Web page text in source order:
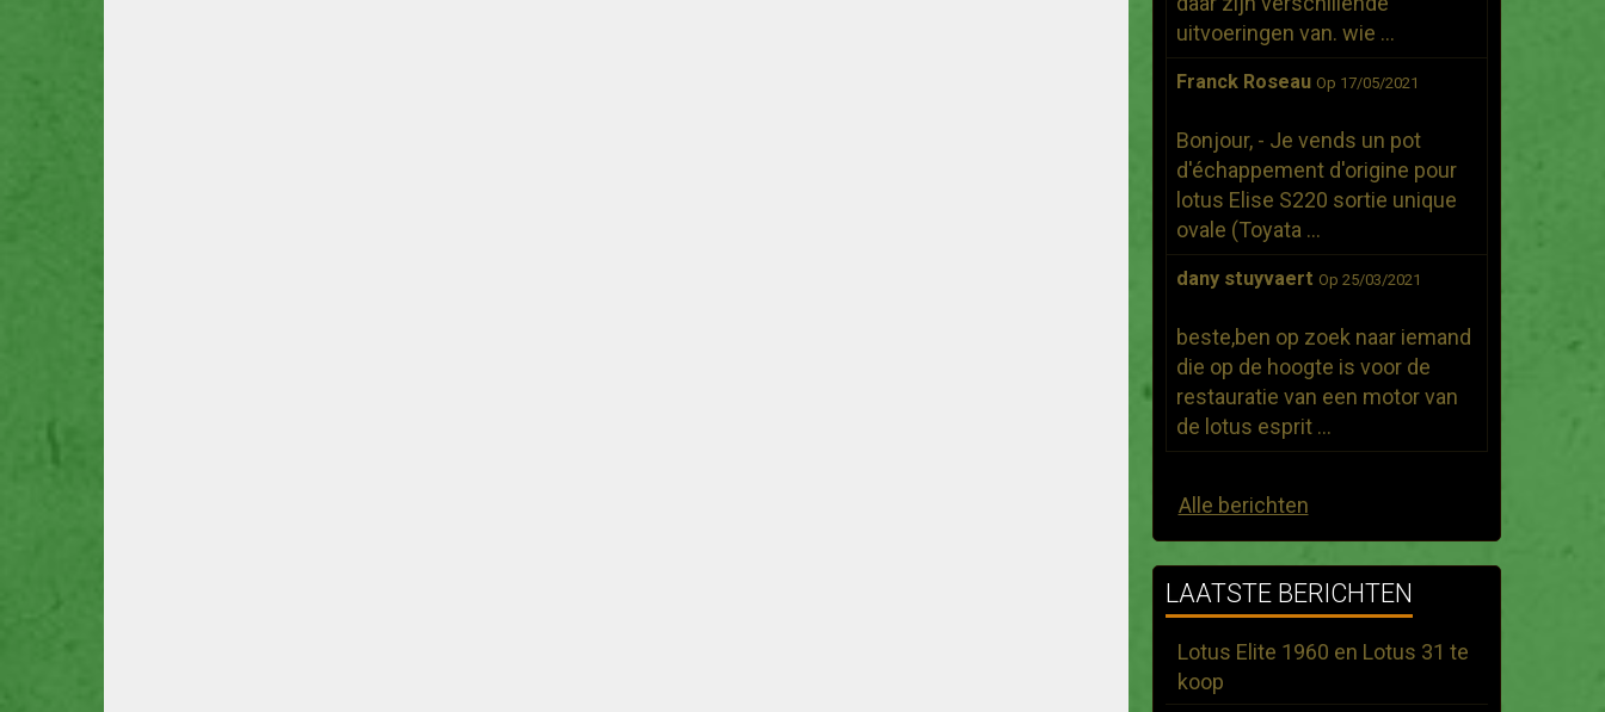
uitvoeringen van. wie ...
Franck Roseau Op 17/05/2021
Bonjour, - Je vends un pot
d'échappement d'origine pour
lotus Elise S220 sortie unique
ovale (Toyata ...
dany stuyvaert Op 25/03/2021
beste,ben op zoek naar iemand
die op de hoogte is voor de
restauratie van een motor van
de lotus esprit ...
Alle berichten
LAATSTE BERICHTEN
Lotus Elite 1960 en Lotus 31 te
koop